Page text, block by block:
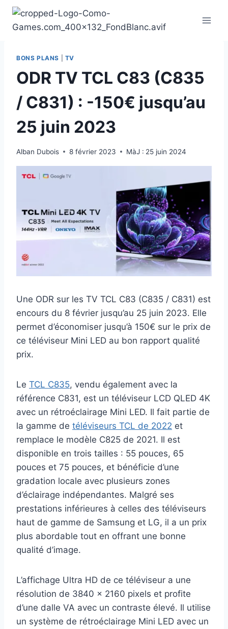
Aller
contenu
BONS PLANS TV
ODR TV TCL C83 (C835
/ C831) : -150€ jusqu’au
25 juin 2023
Alban Dubois 8 février 2023 MàJ : 25 juin 2024
Une ODR sur les TV TCL C83 (C835 / C831) est
encours du 8 février jusqu’au 25 juin 2023. Elle
permet d’économiser jusqu’à 150€ sur le prix de
ce téléviseur Mini LED au bon rapport qualité
prix.
Le TCL C835, vendu également avec la
référence C831, est un téléviseur LCD QLED 4K
avec un rétroéclairage Mini LED. Il fait partie de
la gamme de téléviseurs TCL de 2022 et
remplace le modèle C825 de 2021. Il est
disponible en trois tailles : 55 pouces, 65
pouces et 75 pouces, et bénéficie d’une
gradation locale avec plusieurs zones
d’éclairage indépendantes. Malgré ses
prestations inférieures à celles des téléviseurs
haut de gamme de Samsung et LG, il a un prix
plus abordable tout en offrant une bonne
qualité d’image.
L’affichage Ultra HD de ce téléviseur a une
résolution de 3840 x 2160 pixels et profite
d’une dalle VA avec un contraste élevé. Il utilise
un système de rétroéclairage Mini LED avec un